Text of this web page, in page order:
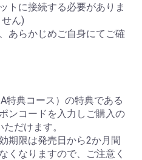
トに接続する必要がありま
ん)
あらかじめご自身にてご確
特典コース）の特典である
ンコードを入力しご購入の
だけます。
期限は発売日から2か月間
くなりますので、ご注意く